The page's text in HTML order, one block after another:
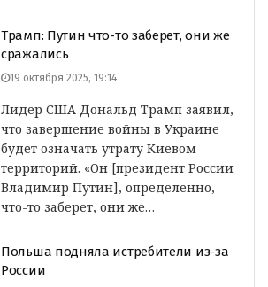
Трамп: Путин что-то заберет, они же
сражались
19 октября 2025, 19:14
Лидер США Дональд Трамп заявил,
что завершение войны в Украине
будет означать утрату Киевом
территорий. «Он [президент России
Владимир Путин], определенно,
что-то заберет, они же…
Польша подняла истребители из-за
России